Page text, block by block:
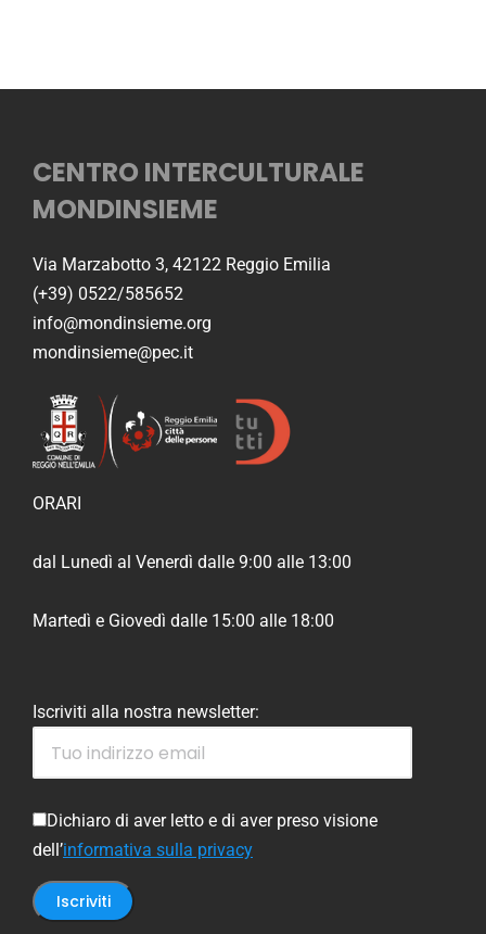
CENTRO INTERCULTURALE
MONDINSIEME
Via Marzabotto 3, 42122 Reggio Emilia
(+39) 0522/585652
info@mondinsieme.org
mondinsieme@pec.it
ORARI
dal Lunedì al Venerdì dalle 9:00 alle 13:00
Martedì e Giovedì dalle 15:00 alle 18:00
Iscriviti alla nostra newsletter:
Dichiaro di aver letto e di aver preso visione
dell’informativa sulla privacy